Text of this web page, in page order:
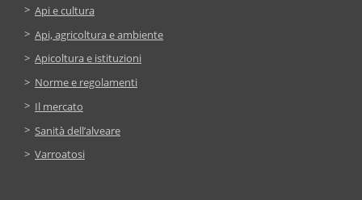
Api e cultura
Api, agricoltura e ambiente
Apicoltura e istituzioni
Norme e regolamenti
Il mercato
Sanità dell’alveare
Varroatosi